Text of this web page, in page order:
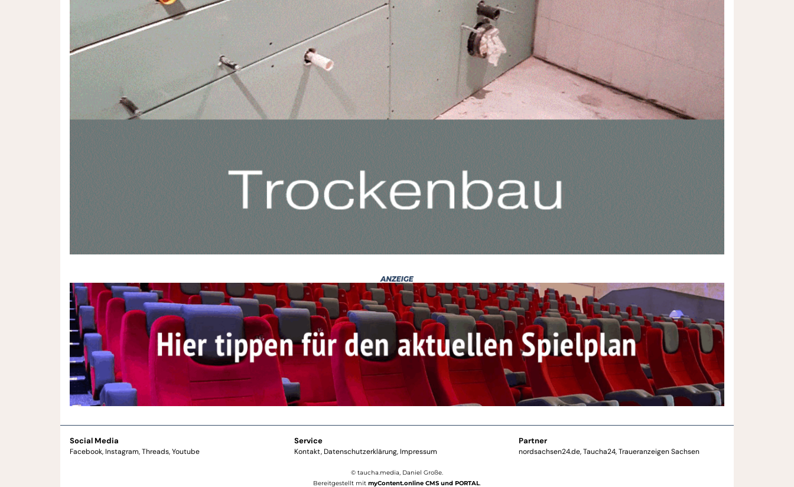
Social Media
Facebook Instagram Threads Youtube
Service
Kontakt Datenschutzerklärung Impressum
Partner
nordsachsen24.de Taucha24 Traueranzeigen Sachsen
© taucha.media, Daniel Große.
Bereitgestellt mit myContent.online CMS und PORTAL.